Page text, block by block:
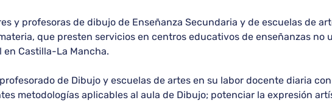
y profesoras de dibujo de Enseñanza Secundaria y de escuelas de
que presten servicios en centros educativos de enseñanzas no
Castilla-La Mancha.
de Dibujo y escuelas de artes en su labor docente diaria
metodologías aplicables al aula de Dibujo; potenciar la expresión